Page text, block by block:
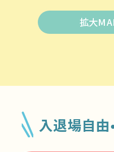
拡大
入退場自